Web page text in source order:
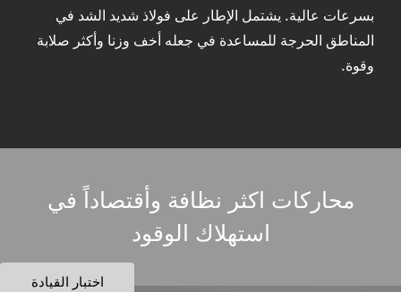
اختبار القيادة
بسرعات عالية. يشتمل الإطار على فولاذ شديد الشد في
المناطق الحرجة للمساعدة في جعله أخف وزنا وأكثر صلابة
وقوة.
محاركات اكثر نظافة وأقتصاداً في
استهلاك الوقود